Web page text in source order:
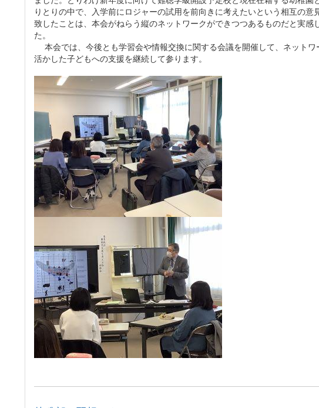
りとりの中で、入学前にロジャーの試用を前向きに考えたいという相互の意
致したことは、本会がねらう縦のネットワークができつつあるものだと実感
た。
本会では、今後とも学習会や情報交換に関する会議を開催して、ネットワ
活かした子どもへの支援を継続して参ります。